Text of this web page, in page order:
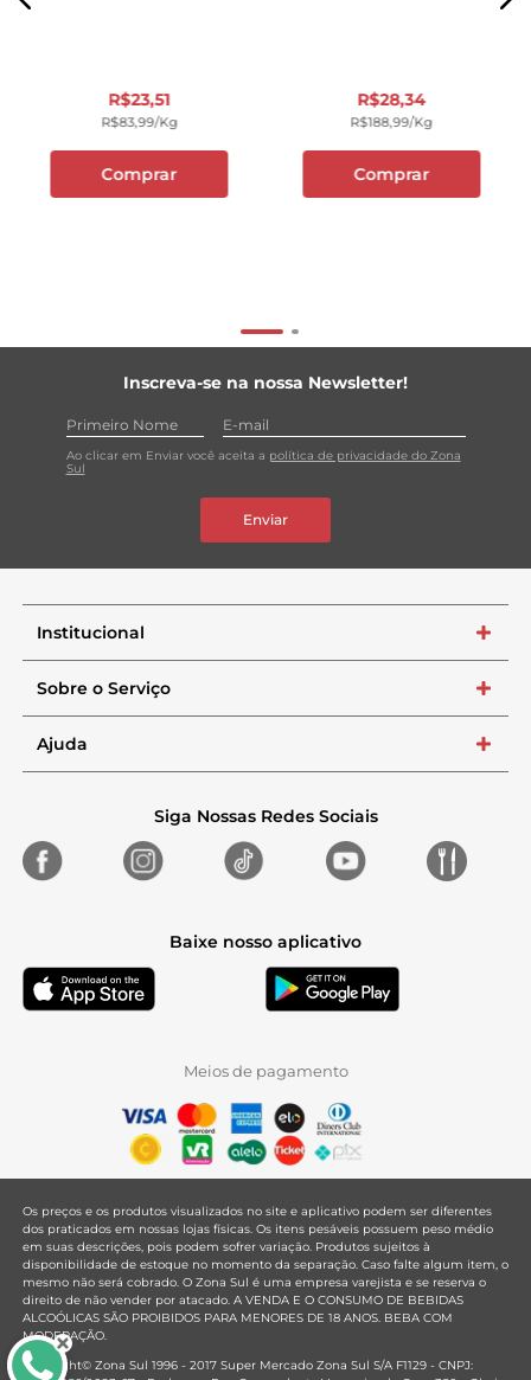
R$23,51
R$83,99/kg
Comprar
R$28,34
R$188,99/kg
Comprar
Inscreva-se na nossa Newsletter!
Ao clicar em Enviar você aceita a política de privacidade do Zona
Sul
Enviar
Institucional +
Sobre o Serviço +
Ajuda +
Siga Nossas Redes Sociais
Baixe nosso aplicativo
Meios de pagamento
Os preços e os produtos visualizados no site e aplicativo podem ser diferentes
dos praticados em nossas lojas físicas. Os itens pesáveis possuem peso médio
em suas descrições, pois podem sofrer variação. Produtos sujeitos à
disponibilidade de estoque no momento da separação. Caso falte algum item, o
mesmo não será cobrado. O Zona Sul é uma empresa varejista e se reserva o
direito de não vender por atacado. A VENDA E O CONSUMO DE BEBIDAS
ALCOÓLICAS SÃO PROIBIDOS PARA MENORES DE 18 ANOS. BEBA COM
MODERAÇÃO.
Copyright© Zona Sul 1996 - 2017 Super Mercado Zona Sul S/A F1129 - CNPJ: